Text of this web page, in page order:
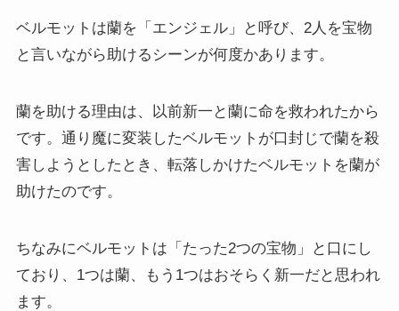
ベルモットは蘭を「エンジェル」と呼び、2人を宝物
と言いながら助けるシーンが何度かあります。
蘭を助ける理由は、以前新一と蘭に命を救われたから
です。通り魔に変装したベルモットが口封じで蘭を殺
害しようとしたとき、転落しかけたベルモットを蘭が
助けたのです。
ちなみにベルモットは「たった2つの宝物」と口にし
ており、1つは蘭、もう1つはおそらく新一だと思われ
ます。